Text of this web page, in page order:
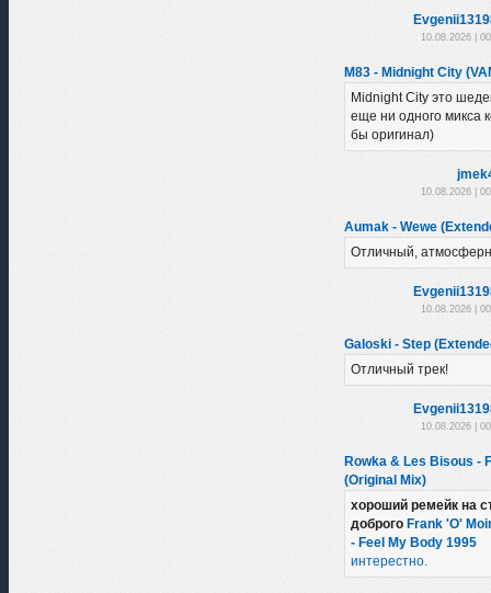
10.08.2026 |
M83 - Midnight City
Midnight City это
еще ни одного микса
бы оригинал)
10.08.2026 |
Aumak - Wewe
Отличный,
10.08.2026 |
Galoski - Step
Отличный трек!
10.08.2026 |
Rowka & Les Bisous -
(Original Mix)
хороший ремейк на
доброго Frank 'O'
- Feel My Body 1995
интерестно.